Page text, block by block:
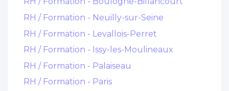
RH / Formation - Neuilly-sur-Seine
RH / Formation - Levallois-Perret
RH / Formation - Issy-les-Moulineaux
RH / Formation - Palaiseau
RH / Formation - Paris